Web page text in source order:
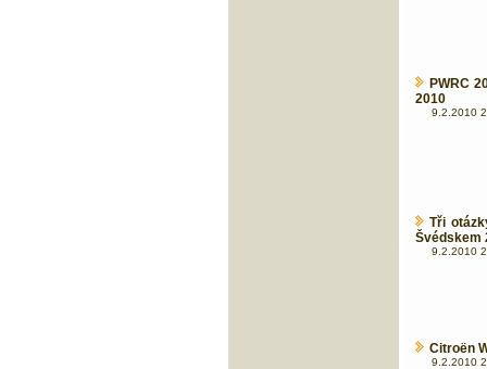
PWRC
2010
9.2.2010
Tři
Švédskem
9.2.2010
Citroën
9.2.2010